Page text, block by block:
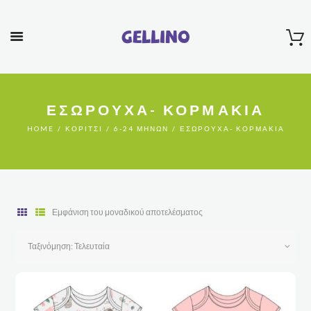
Gellino
ΕΣΏΡΟΥΧΑ- ΚΟΡΜΆΚΙΑ
HOME ΚΟΡΊΤΣΙ 6-24 ΜΗΝΏΝ ΕΣΏΡΟΥΧΑ- ΚΟΡΜΆΚΙΑ
Εμφάνιση του μοναδικού αποτελέσματος